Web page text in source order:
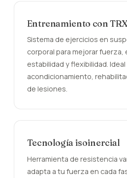
Entrenamiento con
Sistema de ejercicios en
corporal para mejorar fuerza,
estabilidad y flexibilidad. Ideal
acondicionamiento,
de lesiones.
Tecnología isoinercial
Herramienta de resistencia
adapta a tu fuerza en cada